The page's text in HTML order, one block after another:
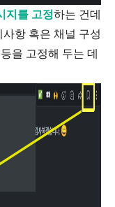
지를 고정하는 건데
항 혹은 채널 구성
을 고정해 두는 데